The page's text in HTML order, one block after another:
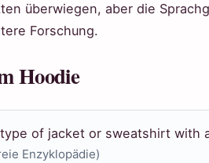
überwiegen, aber die
Forschung.
Hoodie
of jacket or sweatshirt with
Enzyklopädie)